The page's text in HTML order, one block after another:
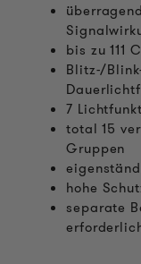
bis zu 111
Blitz-/
7
total 15
Gruppen
hohe
separate